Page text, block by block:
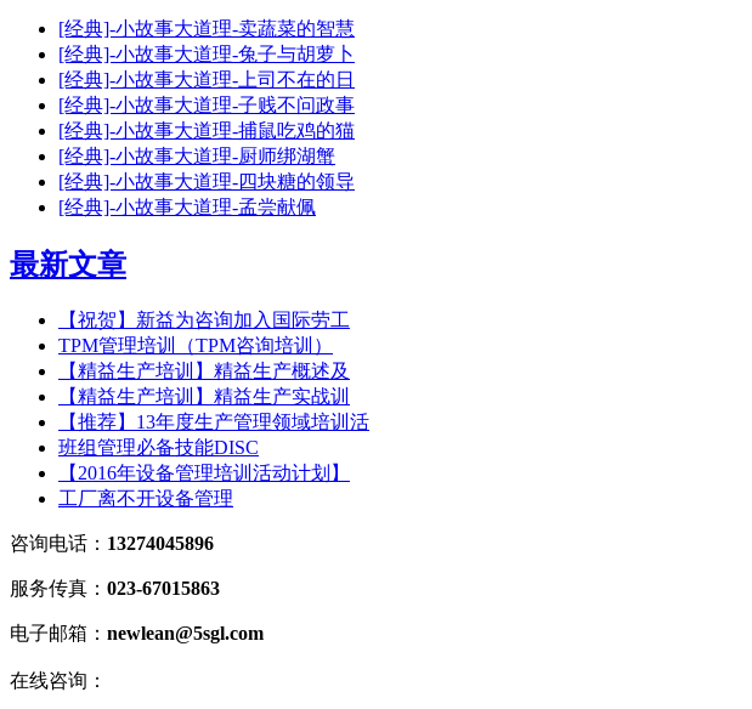
[经典]-小故事大道理-卖蔬菜的智慧
[经典]-小故事大道理-兔子与胡萝卜
[经典]-小故事大道理-上司不在的日
[经典]-小故事大道理-子贱不问政事
[经典]-小故事大道理-捕鼠吃鸡的猫
[经典]-小故事大道理-厨师绑湖蟹
[经典]-小故事大道理-四块糖的领导
[经典]-小故事大道理-孟尝献佩
最新文章
【祝贺】新益为咨询加入国际劳工
TPM管理培训（TPM咨询培训）
【精益生产培训】精益生产概述及
【精益生产培训】精益生产实战训
【推荐】13年度生产管理领域培训活
班组管理必备技能DISC
【2016年设备管理培训活动计划】
工厂离不开设备管理
咨询电话： 13274045896
服务传真： 023-67015863
电子邮箱： newlean@5sgl.com
在线咨询：